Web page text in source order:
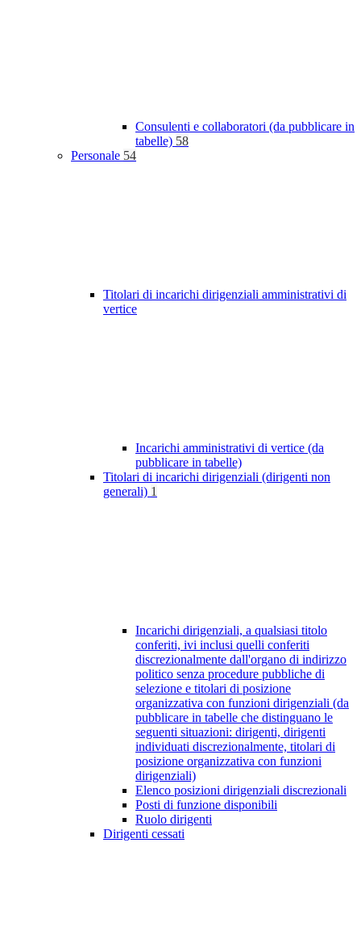
Consulenti e collaboratori (da pubblicare in
tabelle) 58
Personale 54
Titolari di incarichi dirigenziali amministrativi di
vertice
Incarichi amministrativi di vertice (da
pubblicare in tabelle)
Titolari di incarichi dirigenziali (dirigenti non
generali) 1
Incarichi dirigenziali, a qualsiasi titolo
conferiti, ivi inclusi quelli conferiti
discrezionalmente dall'organo di indirizzo
politico senza procedure pubbliche di
selezione e titolari di posizione
organizzativa con funzioni dirigenziali (da
pubblicare in tabelle che distinguano le
seguenti situazioni: dirigenti, dirigenti
individuati discrezionalmente, titolari di
posizione organizzativa con funzioni
dirigenziali)
Elenco posizioni dirigenziali discrezionali
Posti di funzione disponibili
Ruolo dirigenti
Dirigenti cessati